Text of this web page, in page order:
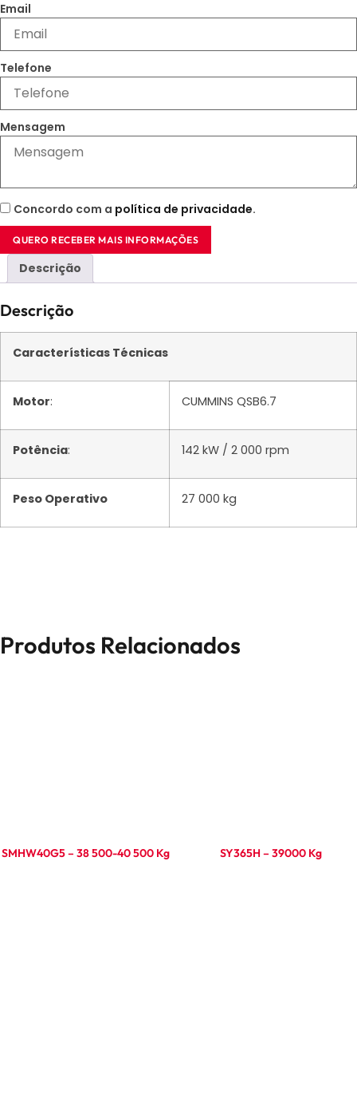
Email
Telefone
Mensagem
Concordo com a política de privacidade.
QUERO RECEBER MAIS INFORMAÇÕES
Descrição
Descrição
Características Técnicas
Motor: CUMMINS QSB6.7
Potência: 142 kW / 2 000 rpm
Peso Operativo 27 000 kg
Produtos Relacionados
SMHW40G5 – 38 500-40 500 Kg SY365H – 39000 Kg